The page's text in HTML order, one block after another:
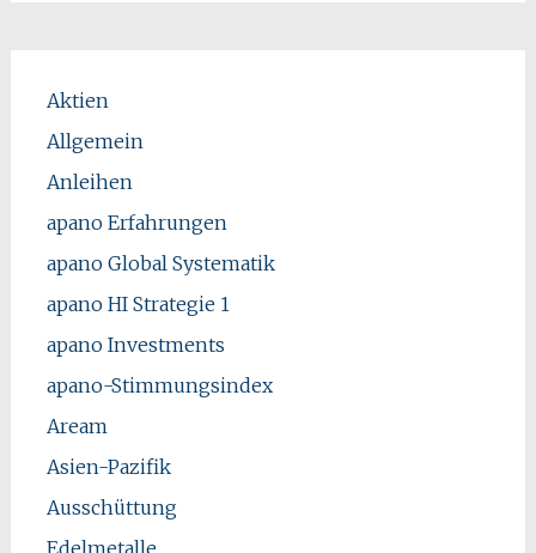
Aktien
Allgemein
Anleihen
apano Erfahrungen
apano Global Systematik
apano HI Strategie 1
apano Investments
apano-Stimmungsindex
Aream
Asien-Pazifik
Ausschüttung
Edelmetalle